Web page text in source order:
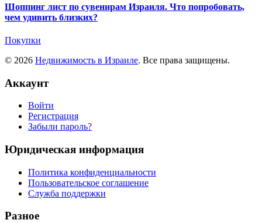
Шоппинг лист по сувенирам Израиля. Что попробовать,
чем удивить близких?
Покупки
© 2026 Недвижимость в Израиле. Все права защищены.
Аккаунт
Войти
Регистрация
Забыли пароль?
Юридическая информация
Политика конфиденциальности
Пользовательское соглашение
Служба поддержки
Разное